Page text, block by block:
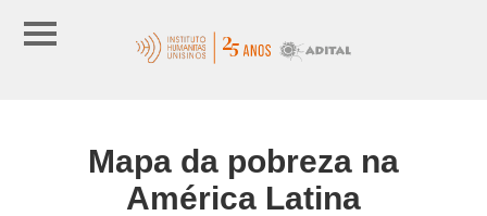
Mapa da pobreza na
América Latina